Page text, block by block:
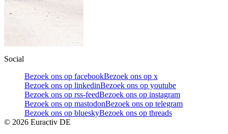
Social
Bezoek ons op facebookBezoek ons op x
Bezoek ons op linkedinBezoek ons op youtube
Bezoek ons op rss-feedBezoek ons op instagram
Bezoek ons op mastodonBezoek ons op telegram
Bezoek ons op blueskyBezoek ons op threads
© 2026 Euractiv DE